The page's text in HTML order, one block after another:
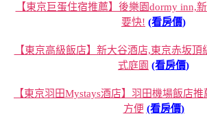
【東京巨蛋住宿推薦】後樂園dormy inn,
要快! (看房價)
【東京高級飯店】新大谷酒店,東京赤坂頂
式庭園 (看房價)
【東京羽田Mystays酒店】羽田機場飯店
方便 (看房價)